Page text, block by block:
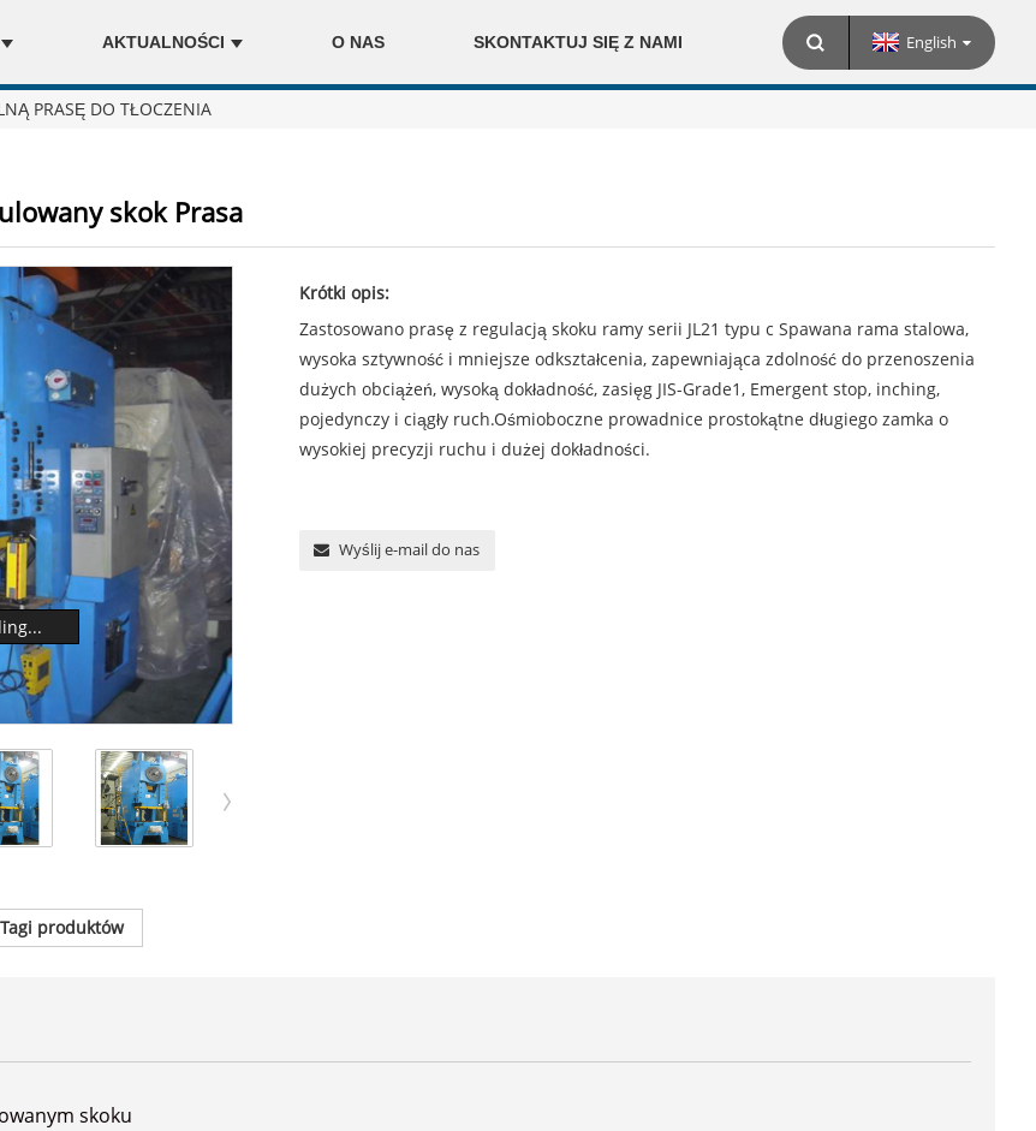
AKTUALNOŚCI O NAS SKONTAKTUJ SIĘ Z NAMI English
PRASĘ DO TŁOCZENIA
skok Prasa
Krótki opis:
Zastosowano prasę z regulacją skoku ramy serii JL21 typu c Spawana rama stalowa,
wysoka sztywność i mniejsze odkształcenia, zapewniająca zdolność do przenoszenia
dużych obciążeń, wysoką dokładność, zasięg JIS-Grade1, Emergent stop, inching,
pojedynczy i ciągły ruch.Ośmioboczne prowadnice prostokątne długiego zamka o
wysokiej precyzji ruchu i dużej dokładności.
Wyślij e-mail do nas
Tagi produktów
skoku